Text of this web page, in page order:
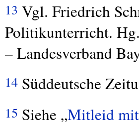
13 Vgl. Friedrich
Politikunterricht.
– Landesverband
14 Süddeutsche
15 Siehe „Mitleid mit